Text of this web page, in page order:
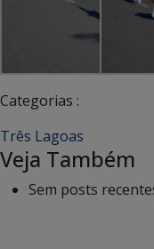
Categorias :
Três Lagoas
Veja Também
Sem posts